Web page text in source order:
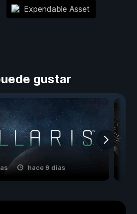
Expendable Asset
gustar
hace 9 días